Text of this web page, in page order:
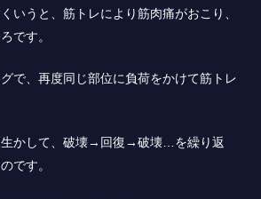
いうと、筋トレにより筋肉痛がおこり、
です。
で、再度同じ部位に負荷をかけて筋トレ
生かして、破壊→回復→破壊…を繰り返
です。